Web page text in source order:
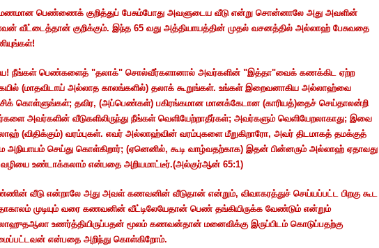
பெண்ணைக் குறித்துப் பேசும்போது அவளுடைய வீடு என்று சொன்னாலே அது அவளின்
வீட்டைத்தான் குறிக்கும். இந்த 65 வது அத்தியாயத்தின் முதல் வசனத்தில் அல்லாஹ் பேசுவதை
!
! நீங்கள் பெண்களைத் "தலாக்" சொல்வீர்களானால் அவர்களின் "இத்தா"வைக் கணக்கிட ஏற்ற
(மாதவிடாய் அல்லாத காலங்களில்) தலாக் கூறுங்கள். உங்கள் இறைவனாகிய அல்லாஹ்வை
கொள்ளுங்கள்; தவிர, (அப்பெண்கள்) பகிரங்கமான மானக்கேடான (காரியத்)தைச் செய்தாலன்றி
அவர்களின் வீடுகளிலிருந்து நீங்கள் வெளியேற்றாதீர்கள்; அவர்களும் வெளியேறலாகாது; இவை
(விதிக்கும்) வரம்புகள். எவர் அல்லாஹ்வின் வரம்புகளை மீறுகிறாரோ, அவர் திடமாகத் தமக்குத்
அநியாயம் செய்து கொள்கிறார்; (ஏனெனில், கூடி வாழ்வதற்காக) இதன் பின்னரும் அல்லாஹ் ஏதாவது
வழியை உண்டாக்கலாம் என்பதை அறியமாட்டீர்.(அல்குர்ஆன் 65:1)
வீடு என்றாலே அது அவள் கணவனின் வீடுதான் என்றும், விவாகரத்துச் செய்யப்பட்ட பிறகு கூட
முடியும் வரை கணவனின் வீட்டிலேயேதான் பெண் தங்கியிருக்க வேண்டும் என்றும்
உணர்த்தியிருப்பதன் மூலம் கணவன்தான் மனைவிக்கு இருப்பிடம் கொடுப்பதற்கு
என்பதை அறிந்து கொள்கிறோம்.